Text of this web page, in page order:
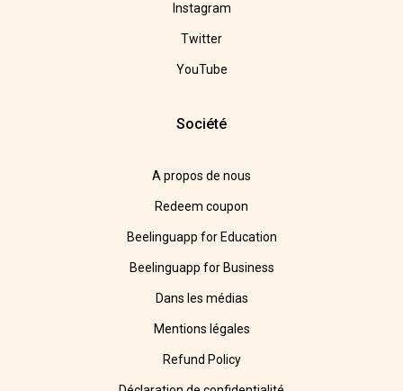
Instagram
Twitter
YouTube
Société
A propos de nous
Redeem coupon
Beelinguapp for Education
Beelinguapp for Business
Dans les médias
Mentions légales
Refund Policy